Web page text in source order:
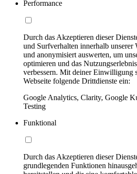
Performance
Durch das Akzeptieren dieser
und Surfverhalten innerhalb unserer
und anonymisiert auswerten, um
optimieren und das
verbessern. Mit deiner Einwilligung
Webseite folgende Drittdienste ein:
Google Analytics, Clarity, Google
Testing
Funktional
Durch das Akzeptieren dieser
grundlegenden Funktionen